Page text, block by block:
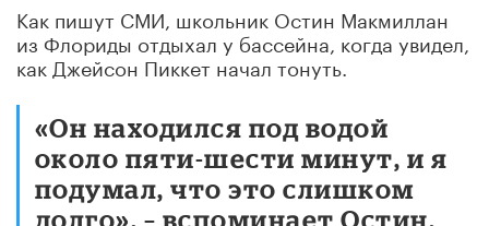
Как пишут СМИ, школьник Остин Макмиллан
из Флориды отдыхал у бассейна, когда увидел,
как Джейсон Пиккет начал тонуть.
«Он находился под водой
около пяти-шести минут, и я
подумал, что это слишком
долго», – вспоминает Остин.